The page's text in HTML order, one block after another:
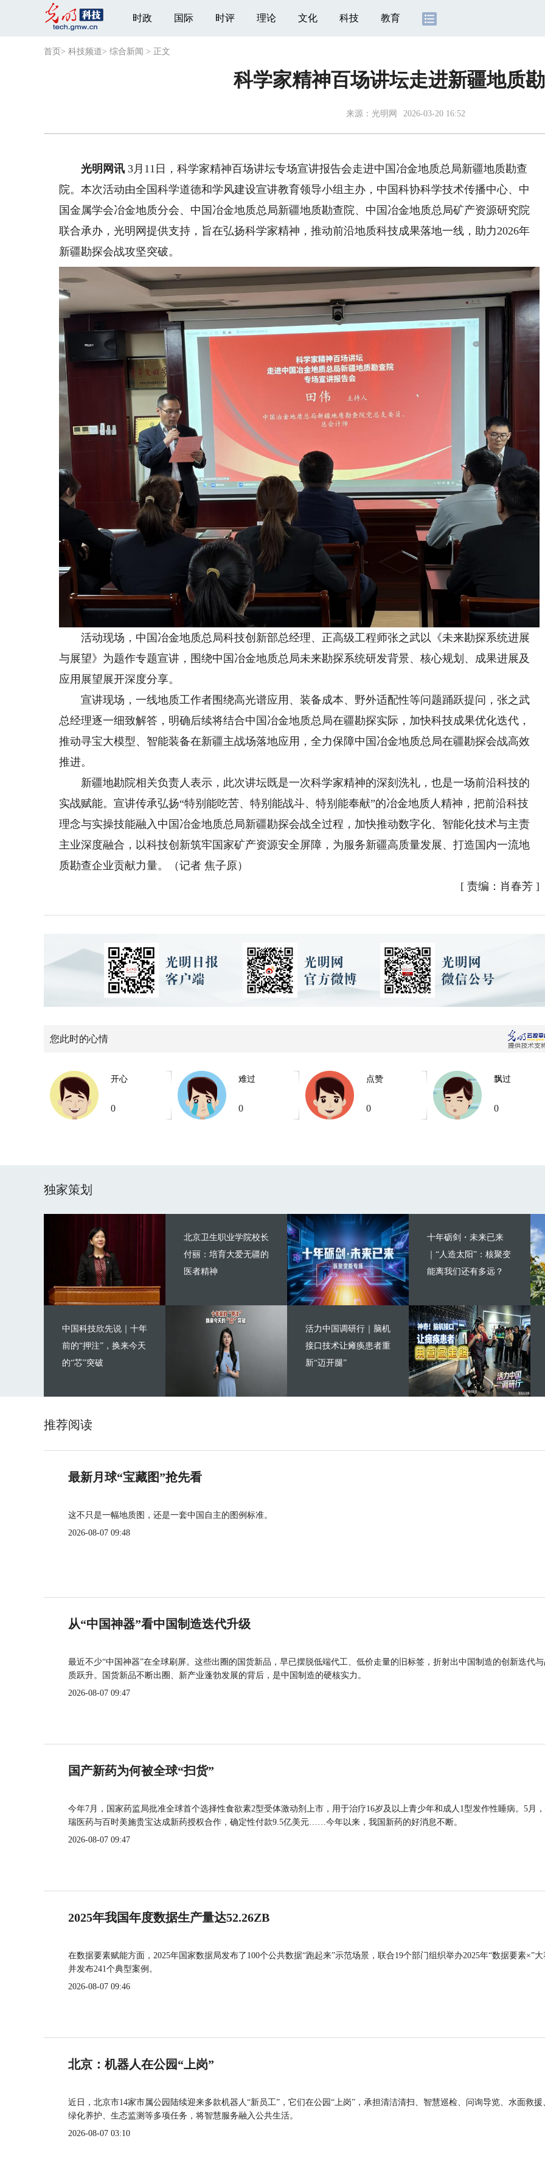
时政 国际 时评 理论 文化 科技 教育
首页 > 科技频道> 综合新闻 > 正文
科学家精神百场讲坛走进新疆地质
来源： 光明网 2026-03-20 16:52
光明网讯 3月11日，科学家精神百场讲坛专场宣讲报告会走进中国冶金地质总局新疆地质勘查
院。本次活动由全国科学道德和学风建设宣讲教育领导小组主办，中国科协科学技术传播中心、中
国金属学会冶金地质分会、中国冶金地质总局新疆地质勘查院、中国冶金地质总局矿产资源研究院
联合承办，光明网提供支持，旨在弘扬科学家精神，推动前沿地质科技成果落地一线，助力2026年
新疆勘探会战攻坚突破。
活动现场，中国冶金地质总局科技创新部总经理、正高级工程师张之武以《未来勘探系统进展
与展望》为题作专题宣讲，围绕中国冶金地质总局未来勘探系统研发背景、核心规划、成果进展及
应用展望展开深度分享。
宣讲现场，一线地质工作者围绕高光谱应用、装备成本、野外适配性等问题踊跃提问，张之武
总经理逐一细致解答，明确后续将结合中国冶金地质总局在疆勘探实际，加快科技成果优化迭代，
推动寻宝大模型、智能装备在新疆主战场落地应用，全力保障中国冶金地质总局在疆勘探会战高效
推进。
新疆地勘院相关负责人表示，此次讲坛既是一次科学家精神的深刻洗礼，也是一场前沿科技的
实战赋能。宣讲传承弘扬“特别能吃苦、特别能战斗、特别能奉献”的冶金地质人精神，把前沿科技
理念与实操技能融入中国冶金地质总局新疆勘探会战全过程，加快推动数字化、智能化技术与主责
主业深度融合，以科技创新筑牢国家矿产资源安全屏障，为服务新疆高质量发展、打造国内一流地
质勘查企业贡献力量。（记者 焦子原）
[ 责编：肖春芳 ]
您此时的心情
开心
0
难过
0
点赞
0
飘过
0
独家策划
北京卫生职业学院校长
付丽：培育大爱无疆的
医者精神
中国科技欣先说｜十年
前的“押注”，换来今天
的“芯”突破
十年砺剑・未来已来
｜“人造太阳”：核聚变
能离我们还有多远？
活力中国调研行｜脑机
接口技术让瘫痪患者重
新“迈开腿”
推荐阅读
最新月球“宝藏图”抢先看
这不只是一幅地质图，还是一套中国自主的图例标准。
2026-08-07 09:48
从“中国神器”看中国制造迭代升级
最近不少“中国神器”在全球刷屏。这些出圈的国货新品，早已摆脱低端代工、低价走量的旧标签，折射出中国制造的创新迭代
质跃升。国货新品不断出圈、新产业蓬勃发展的背后，是中国制造的硬核实力。
2026-08-07 09:47
国产新药为何被全球“扫货”
今年7月，国家药监局批准全球首个选择性食欲素2型受体激动剂上市，用于治疗16岁及以上青少年和成人1型发作性睡病。5月
瑞医药与百时美施贵宝达成新药授权合作，确定性付款9.5亿美元……今年以来，我国新药的好消息不断。
2026-08-07 09:47
2025年我国年度数据生产量达52.26ZB
在数据要素赋能方面，2025年国家数据局发布了100个公共数据“跑起来”示范场景，联合19个部门组织举办2025年“数据要素×”大
并发布241个典型案例。
2026-08-07 09:46
北京：机器人在公园“上岗”
近日，北京市14家市属公园陆续迎来多款机器人“新员工”，它们在公园“上岗”，承担清洁清扫、智慧巡检、问询导览、水面救援
绿化养护、生态监测等多项任务，将智慧服务融入公共生活。
2026-08-07 03:10